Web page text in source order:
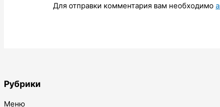
Для отправки комментария вам необходимо
Рубрики
Меню